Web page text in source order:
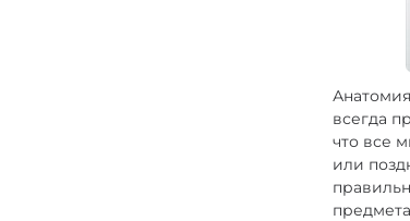
всегда
что все
или